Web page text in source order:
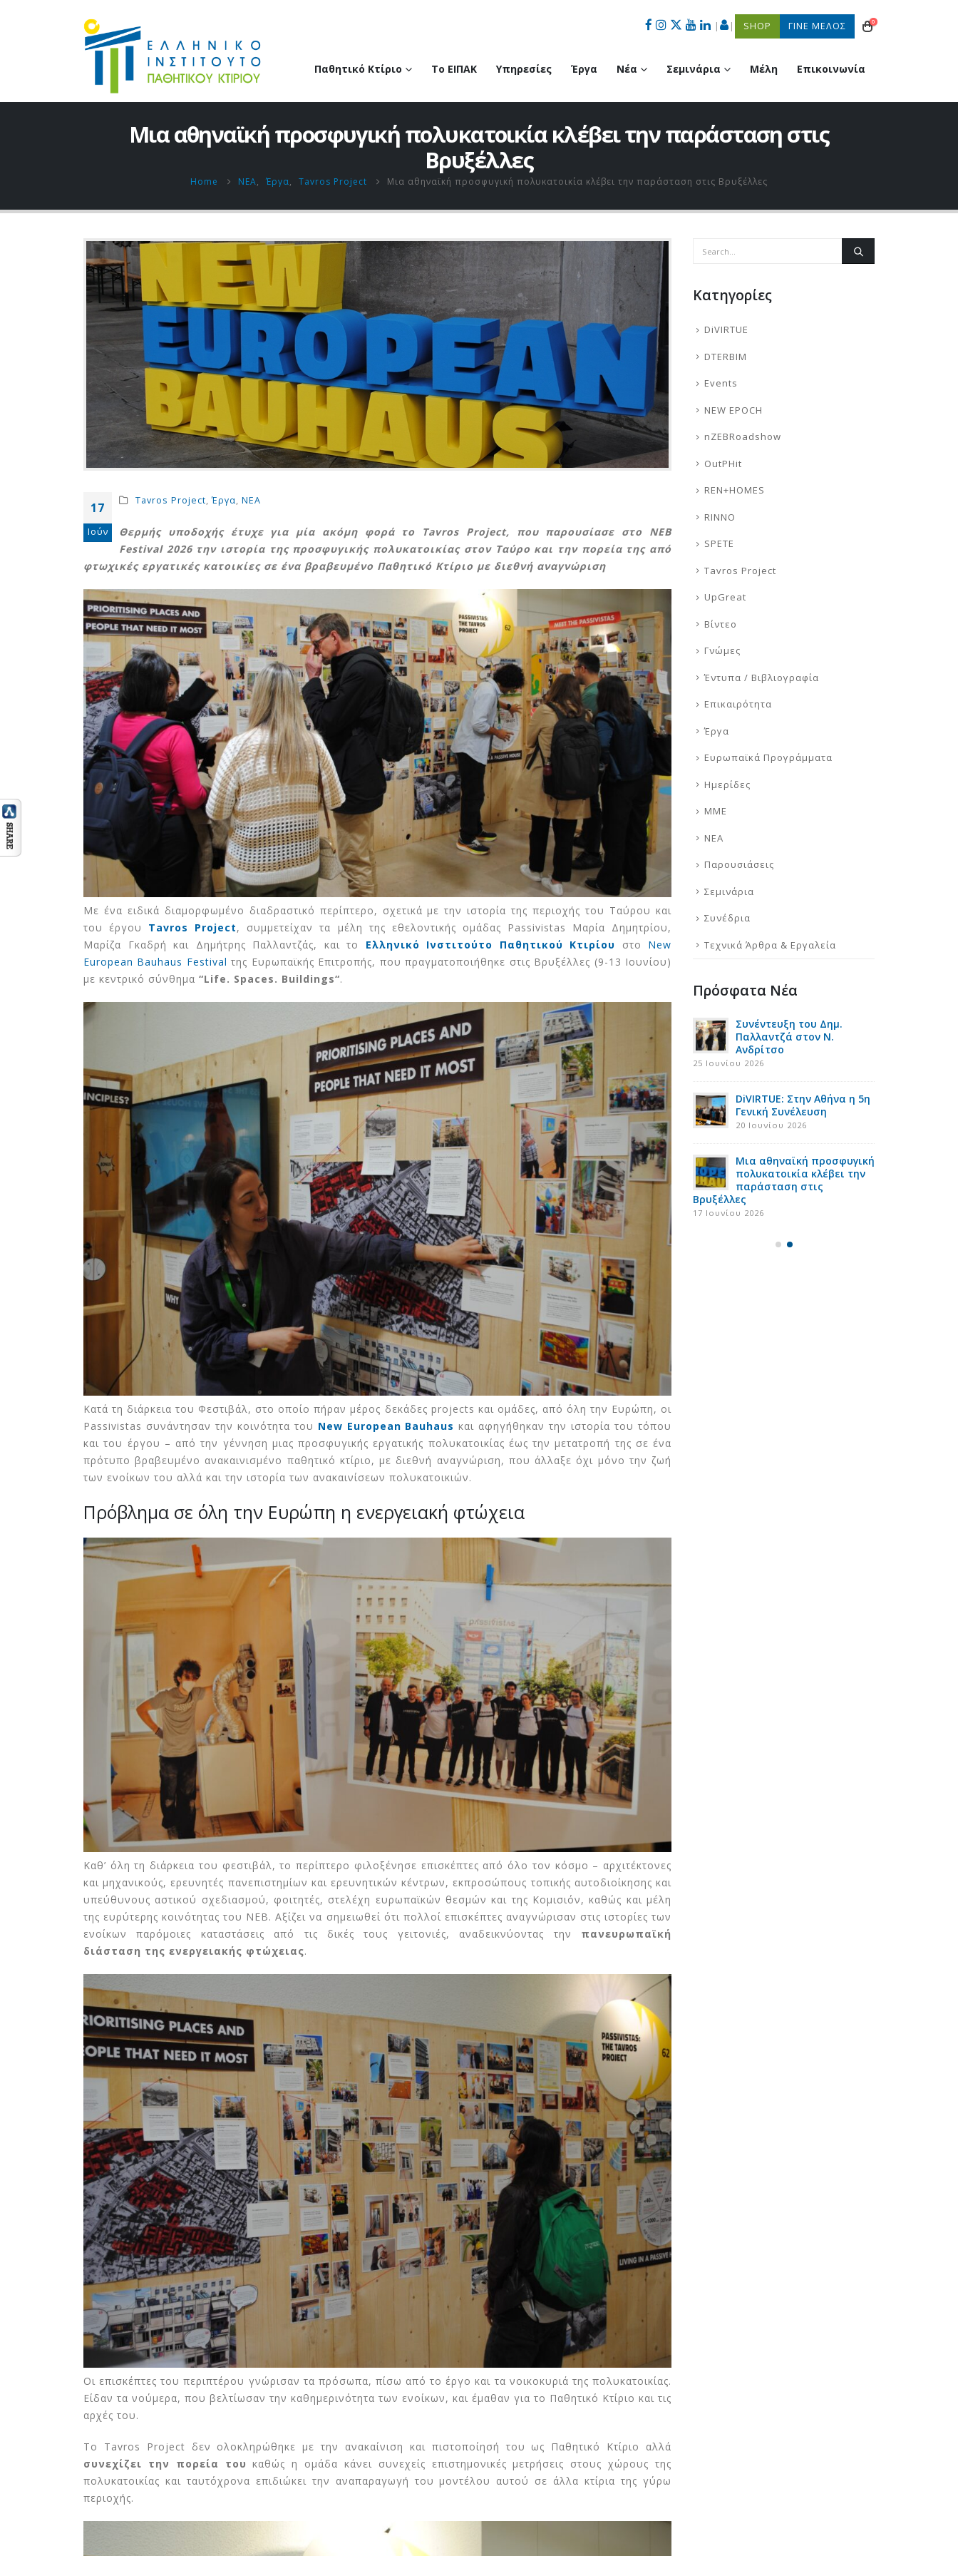
| | SHOP ΓΙΝΕ ΜΕΛΟΣ 0
Παθητικό Κτίριο Το ΕΙΠΑΚ Υπηρεσίες Έργα Νέα Σεμινάρια Μέλη Επικοινωνία
Μια αθηναϊκή προσφυγική πολυκατοικία κλέβει την παράσταση στις
Βρυξέλλες
Home ΝΕΑ, Έργα, Tavros Project Μια αθηναϊκή προσφυγική πολυκατοικία κλέβει την παράσταση στις Βρυξέλλες
17
Ιούν
Tavros Project,Έργα, ΝΕΑ
Θερμής υποδοχής έτυχε για μία ακόμη φορά το Tavros Project, που παρουσίασε στο NEB
Festival 2026 την ιστορία της προσφυγικής πολυκατοικίας στον Ταύρο και την πορεία της από
φτωχικές εργατικές κατοικίες σε ένα βραβευμένο Παθητικό Κτίριο με διεθνή αναγνώριση
Με ένα ειδικά διαμορφωμένο διαδραστικό περίπτερο, σχετικά με την ιστορία της περιοχής του Ταύρου και
του έργου Tavros Project, συμμετείχαν τα μέλη της εθελοντικής ομάδας Passivistas Μαρία Δημητρίου,
Μαρίζα Γκαδρή και Δημήτρης Παλλαντζάς, και το Ελληνικό Ινστιτούτο Παθητικού Κτιρίου στο New
European Bauhaus Festival της Ευρωπαϊκής Επιτροπής, που πραγματοποιήθηκε στις Βρυξέλλες (9-13 Ιουνίου)
με κεντρικό σύνθημα “Life. Spaces. Buildings“.
Κατά τη διάρκεια του Φεστιβάλ, στο οποίο πήραν μέρος δεκάδες projects και ομάδες, από όλη την Ευρώπη, οι
Passivistas συνάντησαν την κοινότητα του New European Bauhaus και αφηγήθηκαν την ιστορία του τόπου
και του έργου – από την γέννηση μιας προσφυγικής εργατικής πολυκατοικίας έως την μετατροπή της σε ένα
πρότυπο βραβευμένο ανακαινισμένο παθητικό κτίριο, με διεθνή αναγνώριση, που άλλαξε όχι μόνο την ζωή
των ενοίκων του αλλά και την ιστορία των ανακαινίσεων πολυκατοικιών.
Πρόβλημα σε όλη την Ευρώπη η ενεργειακή φτώχεια
Καθ’ όλη τη διάρκεια του φεστιβάλ, το περίπτερο φιλοξένησε επισκέπτες από όλο τον κόσμο – αρχιτέκτονες
και μηχανικούς, ερευνητές πανεπιστημίων και ερευνητικών κέντρων, εκπροσώπους τοπικής αυτοδιοίκησης και
υπεύθυνους αστικού σχεδιασμού, φοιτητές, στελέχη ευρωπαϊκών θεσμών και της Κομισιόν, καθώς και μέλη
της ευρύτερης κοινότητας του NEB. Αξίζει να σημειωθεί ότι πολλοί επισκέπτες αναγνώρισαν στις ιστορίες των
ενοίκων παρόμοιες καταστάσεις από τις δικές τους γειτονιές, αναδεικνύοντας την πανευρωπαϊκή
διάσταση της ενεργειακής φτώχειας.
Οι επισκέπτες του περιπτέρου γνώρισαν τα πρόσωπα, πίσω από το έργο και τα νοικοκυριά της πολυκατοικίας.
Είδαν τα νούμερα, που βελτίωσαν την καθημερινότητα των ενοίκων, και έμαθαν για το Παθητικό Κτίριο και τις
αρχές του.
Το Tavros Project δεν ολοκληρώθηκε με την ανακαίνιση και πιστοποίησή του ως Παθητικό Κτίριο αλλά
συνεχίζει την πορεία του καθώς η ομάδα κάνει συνεχείς επιστημονικές μετρήσεις στους χώρους της
πολυκατοικίας και ταυτόχρονα επιδιώκει την αναπαραγωγή του μοντέλου αυτού σε άλλα κτίρια της γύρω
περιοχής.
Kατηγορίες
DiVIRTUE
DTERBIM
Events
NEW EPOCH
nZEBRoadshow
OutPHit
REN+HOMES
RINNO
SPETE
Tavros Project
UpGreat
Βίντεο
Γνώμες
Έντυπα / Βιβλιογραφία
Επικαιρότητα
Έργα
Ευρωπαϊκά Προγράμματα
Ημερίδες
ΜΜΕ
ΝΕΑ
Παρουσιάσεις
Σεμινάρια
Συνέδρια
Τεχνικά Άρθρα & Εργαλεία
Πρόσφατα Νέα
Ασπίδα κατά του καύσωνα
& της ενεργειακής
φτώχειας τα Παθητικά Κτίρια
16 Ιουλίου 2026
Στη Ρόδο η 2η Ετήσια
Σύνοδος Κορυφής του
Smart Energy Cluster
10 Ιουλίου 2026
Ευρωπαίοι εταίροι στην
Κηφισιά για την
εναρκτήρια επίσκεψη του
έργου NEW EPOCH
1 Ιουλίου 2026
Συνέντευξη του Δημ.
Παλλαντζά στον Ν.
Ανδρίτσο
25 Ιουνίου 2026
DiVIRTUE: Στην Αθήνα η 5η
Γενική Συνέλευση
20 Ιουνίου 2026
Μια αθηναϊκή προσφυγική
πολυκατοικία κλέβει την
παράσταση στις
Βρυξέλλες
17 Ιουνίου 2026
Έρευνα Greenpeace:
Ασπίδα κατά του καύσωνα
& της ενεργειακής
φτώχειας τα Παθητικά Κτίρια
16 Ιουλίου 2026
Στη Ρόδο η 2η Ετήσια
Σύνοδος Κορυφής του
Smart Energy Cluster
10 Ιουλίου 2026
Ευρωπαίοι εταίροι στην
Κηφισιά για την
εναρκτήρια επίσκεψη του
έργου NEW EPOCH
1 Ιουλίου 2026
Συνέντευξη του Δημ.
Παλλαντζά στον Ν.
Ανδρίτσο
25 Ιουνίου 2026
DiVIRTUE: Στην Αθήνα η 5η
Γενική Συνέλευση
20 Ιουνίου 2026
Μια αθηναϊκή προσφυγική
πολυκατοικία κλέβει την
παράσταση στις
Βρυξέλλες
17 Ιουνίου 2026